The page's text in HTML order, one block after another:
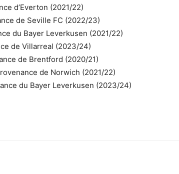
d’Everton (2021/22)
de Seville FC (2022/23)
du Bayer Leverkusen (2021/22)
de Villarreal (2023/24)
de Brentford (2020/21)
de Norwich (2021/22)
du Bayer Leverkusen (2023/24)